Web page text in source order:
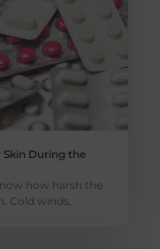
Skin During the
how harsh the
Cold winds,